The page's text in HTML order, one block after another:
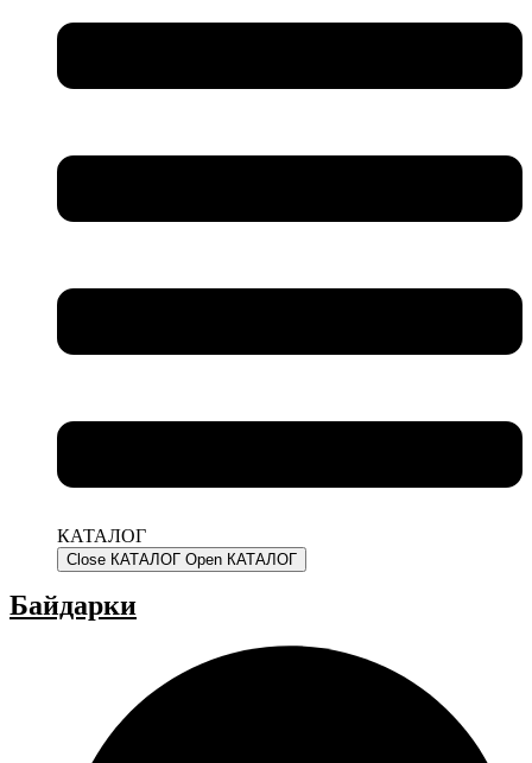
КАТАЛОГ
Close КАТАЛОГ Open КАТАЛОГ
Байдарки